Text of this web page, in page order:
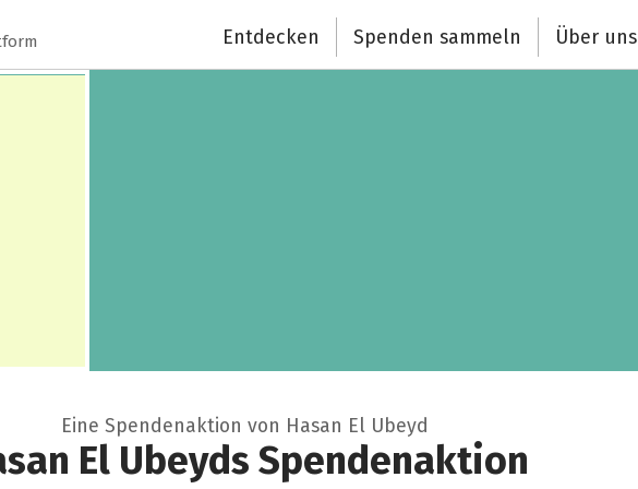
Entdecken Spenden sammeln Über uns
Eine Spendenaktion von Hasan El Ubeyd
El Ubeyds Spendenaktion
Schließen